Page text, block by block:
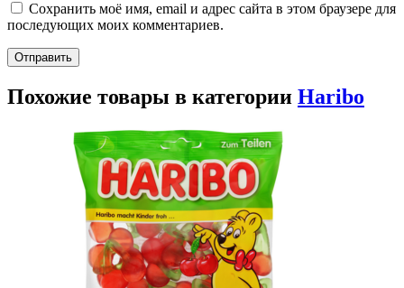
Сохранить моё имя, email и адрес сайта в этом браузере для
последующих моих комментариев.
Похожие товары в категории Haribo